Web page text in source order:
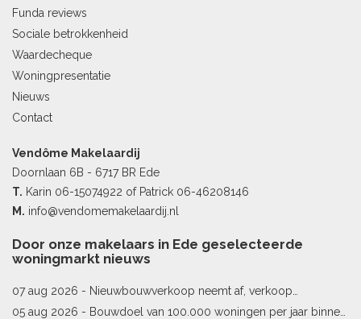
Funda reviews
Sociale betrokkenheid
Waardecheque
Woningpresentatie
Nieuws
Contact
Vendôme Makelaardij
Doornlaan 6B - 6717 BR Ede
T. Karin 06-15074922 of Patrick 06-46208146
M. info@vendomemakelaardij.nl
Door onze makelaars in Ede geselecteerde
woningmarkt nieuws
07 aug 2026 - Nieuwbouwverkoop neemt af, verkoop
bestaande woningen stijgt
05 aug 2026 - Bouwdoel van 100.000 woningen per jaar binnen